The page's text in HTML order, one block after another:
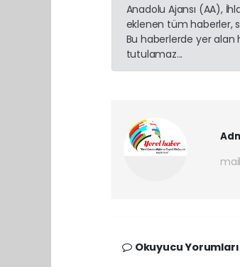
Anadolu Ajansı (AA),
eklenen tüm haberler,
Bu haberlerde yer
tutulamaz...
Okuyucu Yorumları